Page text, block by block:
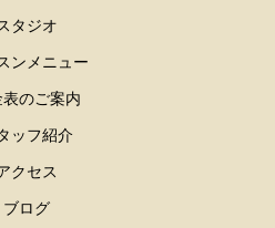
タジオ
ンメニュー
のご案内
ッフ紹介
クセス
ブログ